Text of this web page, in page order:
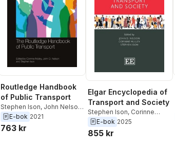
Routledge Handbook
of Public Transport
Stephen Ison, John Nelson ,
Corinne Mulley
E-bok 2021
763 kr
Elgar Encyclopedia of
Transport and Society
Stephen Ison, Corinne
Mulley,John D. Nelson
E-bok 2025
855 kr